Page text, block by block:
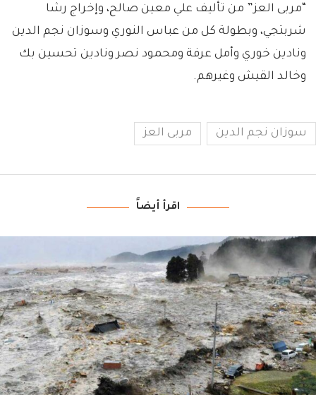
“مربى العز” من تأليف علي معين صالح، وإخراج رشا
شربتجي، وبطولة كل من عباس النوري وسوزان نجم الدين
ونادين خوري وأمل عرفة ومحمود نصر ونادين تحسين بك
وخالد القيش وغيرهم.
سوزان نجم الدين مربى العز
اقرأ أيضاً